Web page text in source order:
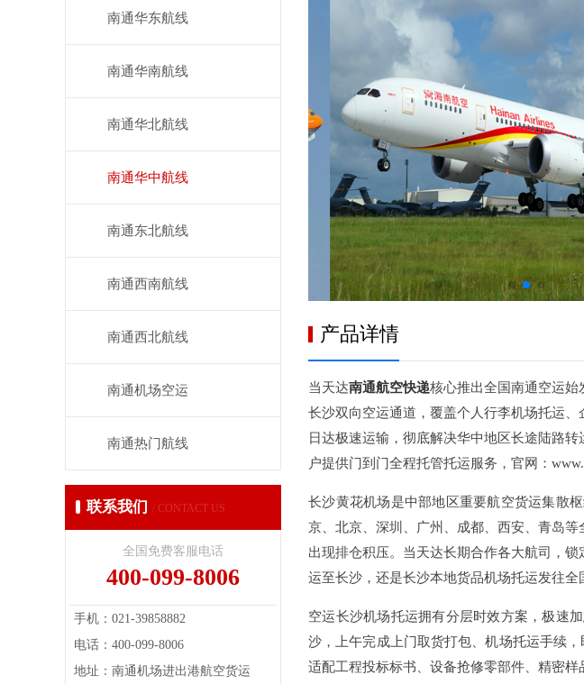
南通华东航线
南通华南航线
南通华北航线
南通华中航线
南通东北航线
南通西南航线
南通西北航线
南通机场空运
南通热门航线
联系我们 / CONTACT US
全国免费客服电话
400-099-8006
手机：021-39858882
电话：400-099-8006
地址：南通机场进出港航空货运
产品详情
当天达南通航空快递核心推出全国南通空运始
长沙双向空运通道，覆盖个人行李机场托运、
日达极速运输，彻底解决华中地区长途陆路
户提供门到门全程托管托运服务，官网：
长沙黄花机场是中部地区重要航空货运集散
京、北京、深圳、广州、成都、西安、青岛
出现排仓积压。当天达长期合作各大航司，
运至长沙，还是长沙本地货品机场托运发往
空运长沙机场托运拥有分层时效方案，极速
沙，上午完成上门取货打包、机场托运手续
适配工程投标标书、设备抢修零部件、精密